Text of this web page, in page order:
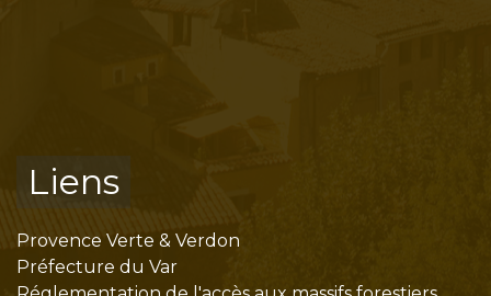
Liens
Provence Verte & Verdon
Préfecture du Var